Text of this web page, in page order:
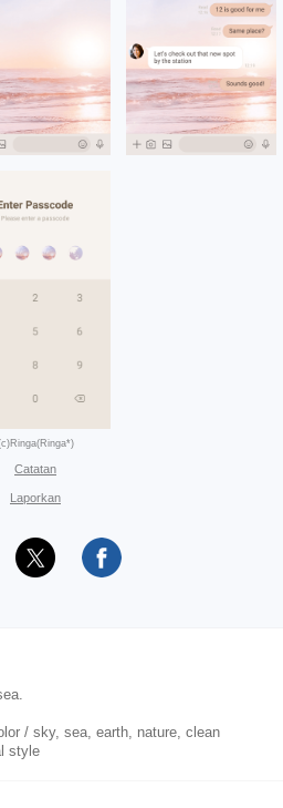
Catatan
Laporkan
/ sky, sea, earth, nature, clean
style